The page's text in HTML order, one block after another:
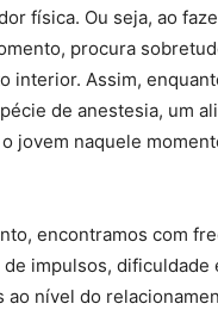
física. Ou seja, ao
procura
interior. Assim,
de anestesia, um
jovem naquele
encontramos com
impulsos,
nível do